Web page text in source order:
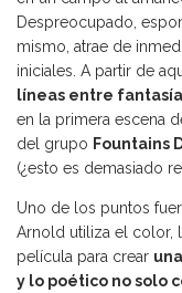
Despreocupado,
mismo, atrae de
iniciales. A partir de
líneas entre
en la primera escena
del grupo Fountains
(¿esto es demasiado
Uno de los puntos
Arnold utiliza el color,
película para crear
y lo poético no solo